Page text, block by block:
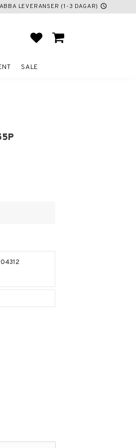
LEVERANSER (1-3 DAGAR) schedule
FAVORITES
BASKET
SALE